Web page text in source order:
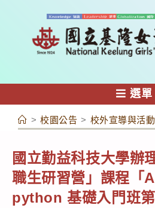
容
選單
> 校園公告 > 校外宣導與活動
國立勤益科技大學辦
職生研習營」課程「
python 基礎入門班